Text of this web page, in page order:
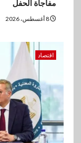
مفاجأة الحفل
اقتصاد